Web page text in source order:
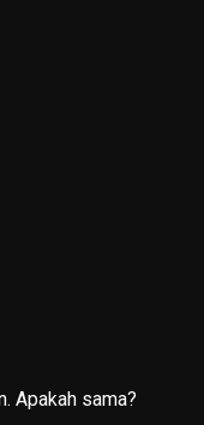
Apakah sama?